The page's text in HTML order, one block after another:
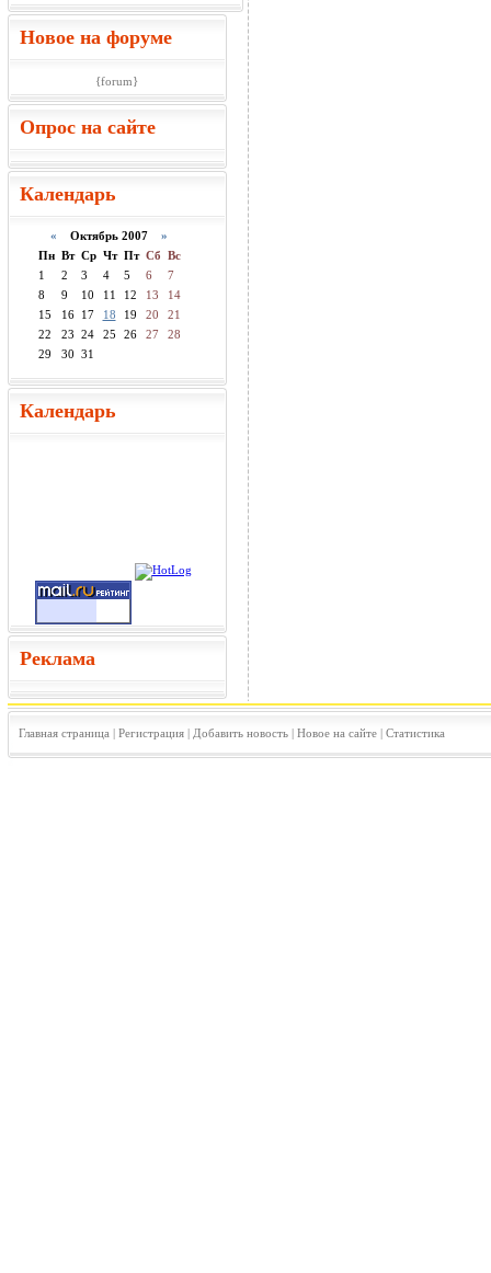
Новое на форуме
{forum}
Опрос на сайте
Календарь
« Октябрь 2007 »
Пн Вт Ср Чт Пт Сб Вс
1
2 3 4 5 6
7
8
9 10 11 12 13
14
15
16 17 18 19 20
21
22
23 24 25 26 27
28
29
30 31
Календарь
Реклама
Главная страница | Регистрация| Добавить новость| Новое на сайте| Статистика